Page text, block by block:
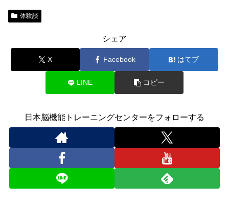
体験談
シェア
X Facebook はてブ
LINE コピー
日本脳機能トレーニングセンターをフォローする